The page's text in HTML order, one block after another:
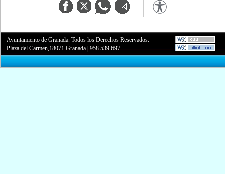
Ayuntamiento de Granada. Todos los Derechos Reservados.
Plaza del Carmen,18071 Granada |958 539 697